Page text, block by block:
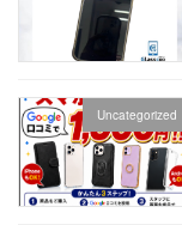
Uncategorized